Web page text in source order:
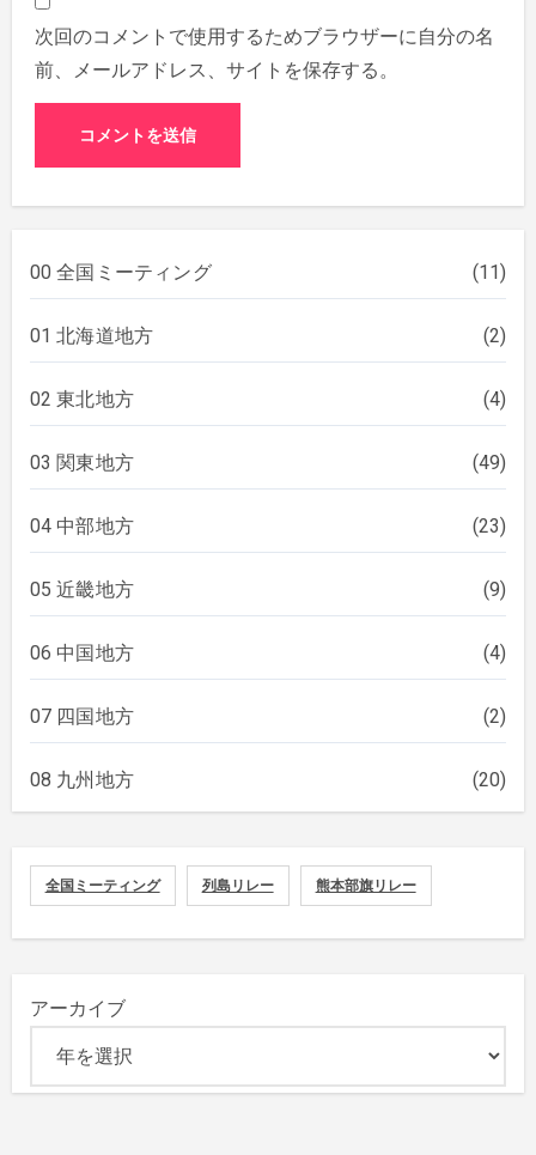
次回のコメントで使用するためブラウザーに自分の名
前、メールアドレス、サイトを保存する。
00 全国ミーティング (11)
01 北海道地方 (2)
02 東北地方 (4)
03 関東地方 (49)
04 中部地方 (23)
05 近畿地方 (9)
06 中国地方 (4)
07 四国地方 (2)
08 九州地方 (20)
全国ミーティング 列島リレー 熊本部旗リレー
アーカイブ